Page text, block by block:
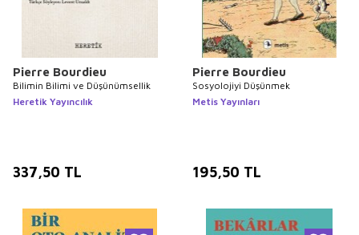
Pierre Bourdieu
Bilimin Bilimi ve Düşünümsellik
Heretik Yayıncılık
337,50 TL
Pierre Bourdieu
Sosyolojiyi Düşünmek
Metis Yayınları
195,50 TL